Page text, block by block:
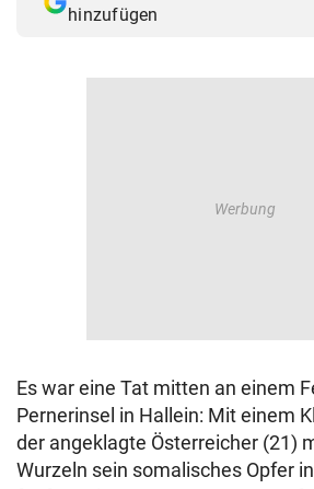
hinzufügen
Es war eine Tat mitten an einem
Pernerinsel in Hallein: Mit einem
der angeklagte Österreicher (21)
Wurzeln sein somalisches Opfer